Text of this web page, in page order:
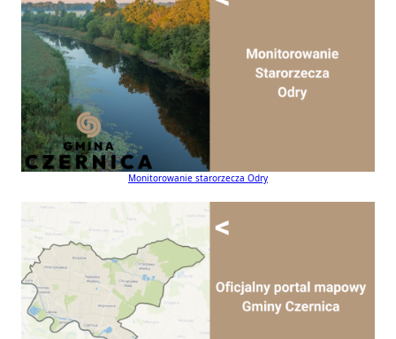
Monitorowanie starorzecza Odry